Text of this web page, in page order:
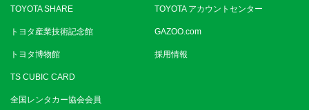
TOYOTA SHARE TOYOTA アカウントセンター
トヨタ産業技術記念館 GAZOO.com
トヨタ博物館 採用情報
TS CUBIC CARD
全国レンタカー協会会員